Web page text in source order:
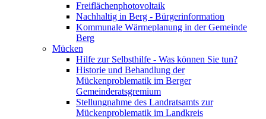
Freiflächenphotovoltaik
Nachhaltig in Berg - Bürgerinformation
Kommunale Wärmeplanung in der Gemeinde
Berg
Mücken
Hilfe zur Selbsthilfe - Was können Sie tun?
Historie und Behandlung der
Mückenproblematik im Berger
Gemeinderatsgremium
Stellungnahme des Landratsamts zur
Mückenproblematik im Landkreis